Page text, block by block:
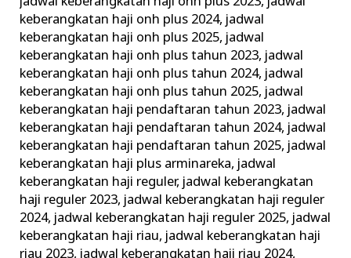
keberangkatan haji onh plus 2024, jadwal
keberangkatan haji onh plus 2025, jadwal
keberangkatan haji onh plus tahun 2023, jadwal
keberangkatan haji onh plus tahun 2024, jadwal
keberangkatan haji onh plus tahun 2025, jadwal
keberangkatan haji pendaftaran tahun 2023, jadwal
keberangkatan haji pendaftaran tahun 2024, jadwal
keberangkatan haji pendaftaran tahun 2025, jadwal
keberangkatan haji plus arminareka, jadwal
keberangkatan haji reguler, jadwal keberangkatan
haji reguler 2023, jadwal keberangkatan haji reguler
2024, jadwal keberangkatan haji reguler 2025, jadwal
keberangkatan haji riau, jadwal keberangkatan haji